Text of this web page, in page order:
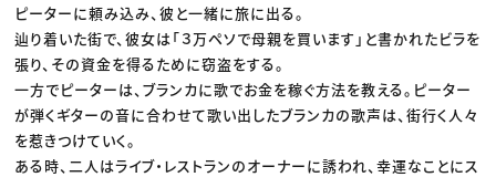
ピーターに頼み込み、彼と一緒に旅に出る。
辿り着いた街で、彼女は「３万ペソで母親を買います」と書かれたビラを
張り、その資金を得るために窃盗をする。
一方でピーターは、ブランカに歌でお金を稼ぐ方法を教える。ピーター
が弾くギターの音に合わせて歌い出したブランカの歌声は、街行く人々
を惹きつけていく。
ある時、二人はライブ・レストランのオーナーに誘われ、幸運なことにス